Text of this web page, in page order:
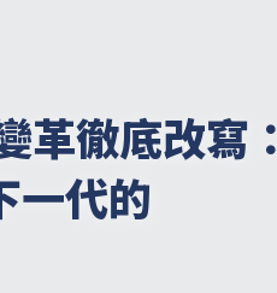
革徹底改寫：
一代的